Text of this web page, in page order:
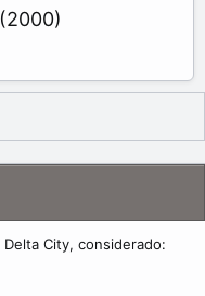
City, considerado: